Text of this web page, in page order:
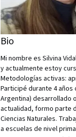
Bio
Mi nombre es Silvina
y actualmente estoy
Metodologías activas:
Participé durante 4 años
Argentina) desarrollado
actualidad, formo parte
Ciencias Naturales.
a escuelas de nivel